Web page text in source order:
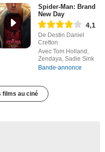
Spider-Man: Brand
New Day
4,1
De Destin Daniel
Cretton
Avec Tom Holland,
Zendaya, Sadie Sink
Bande-annonce
films au ciné